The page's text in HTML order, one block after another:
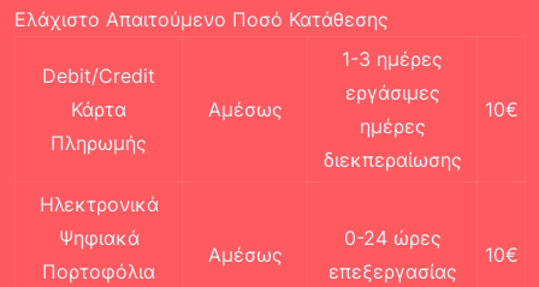
Ελάχιστο Απαιτούμενο Ποσό Κατάθεσης
Debit/Credit
Κάρτα
Πληρωμής
Αμέσως
1-3 ημέρες
εργάσιμες
ημέρες
διεκπεραίωσης
10€
Ηλεκτρονικά
Ψηφιακά
Πορτοφόλια
Αμέσως
0-24 ώρες
επεξεργασίας
10€